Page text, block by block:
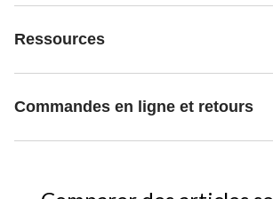
Ressources
Commandes en ligne et retours